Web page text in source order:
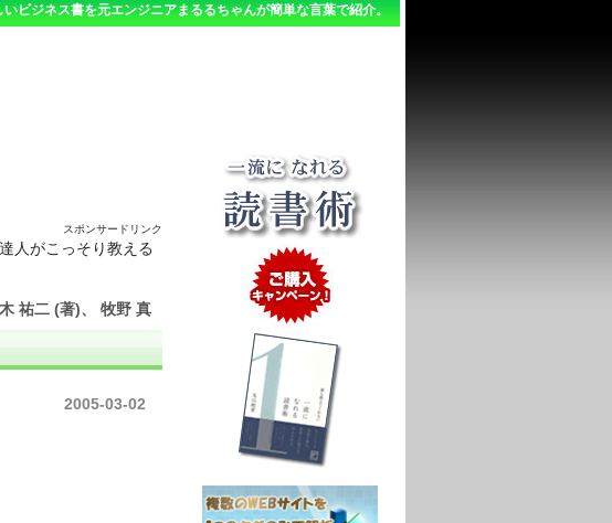
いビジネス書を元エンジニアまるるちゃんが簡単な言葉で紹介。
スポンサードリンク
人がこっそり教える
祐二 (著)、 牧野 真
2005-03-02